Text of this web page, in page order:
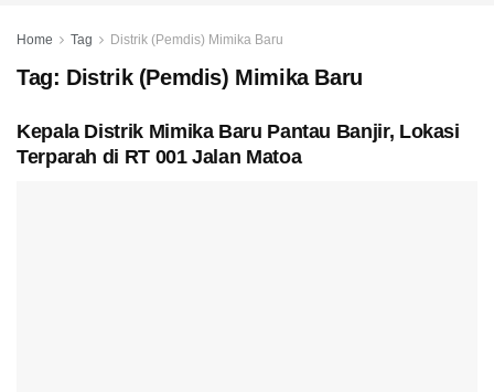
Home Tag Distrik (Pemdis) Mimika Baru
Tag: Distrik (Pemdis) Mimika Baru
Kepala Distrik Mimika Baru Pantau Banjir, Lokasi
Terparah di RT 001 Jalan Matoa